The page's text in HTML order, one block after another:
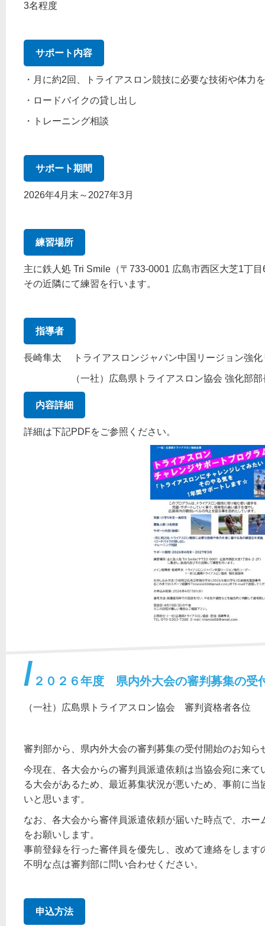
3名程度
サポート内容
・月に約2回、トライアスロン競技に必要な技術や体力
・ロードバイクの貸し出し
・トレーニング相談
サポート期間
2026年4月末～2027年3月
練習場所
主に鉄人処 Tri Smile（〒733-0001 広島市西区大芝1丁
その近隣にて練習を行います。
指導者
長崎隼太 トライアスロンジャパン中国リージョン強化
（一社）広島県トライアスロン協会 強化部部
内容詳細
詳細は下記PDFをご参照ください。
２０２６年度 県内外大会の審判募集の受
（一社）広島県トライアスロン協会 審判資格者各位
審判部から、県内外大会の審判募集の受付開始のお知ら
今現在、各大会からの審判員派遣依頼は当協会宛に来
る大会があるため、最近募集状況が悪いため、事前に
いと思います。
なお、各大会から審伴員派遣依頼が届いた時点で、ホ
をお願いします。
事前登録を行った審伴員を優先し、改めて連絡をしま
不明な点は審判部に問い合わせください。
申込方法